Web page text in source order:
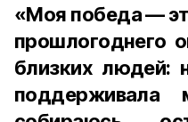
«Моя победа —
прошлогоднего
близких людей: